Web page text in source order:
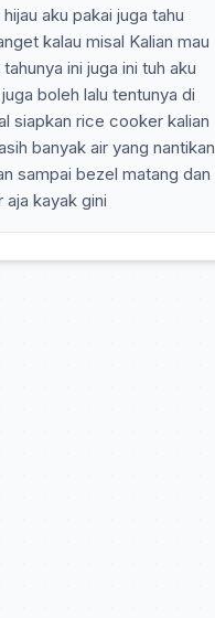
aku pakai juga tahu
kalau misal Kalian mau
ini juga ini tuh aku
boleh lalu tentunya di
siapkan rice cooker kalian
banyak air yang nantikan
sampai bezel matang dan
kayak gini